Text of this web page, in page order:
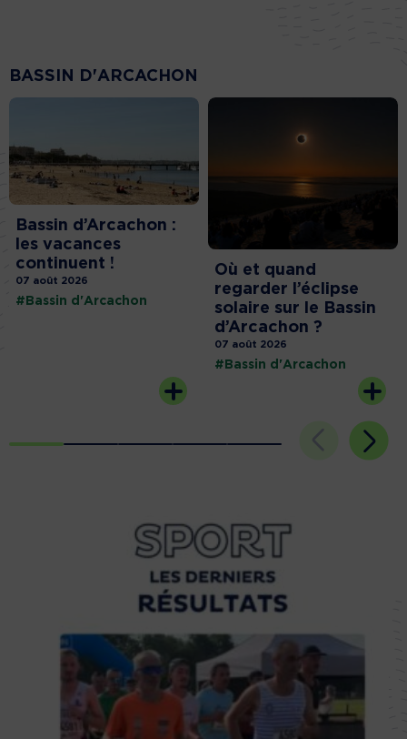
BASSIN D'ARCACHON
Bassin d’Arcachon :
les vacances
continuent !
07 août 2026
#Bassin d'Arcachon
Où et quand
regarder l’éclipse
solaire sur le Bassin
d’Arcachon ?
07 août 2026
#Bassin d'Arcachon